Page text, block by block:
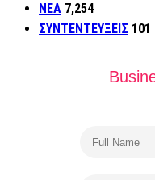
ΝΕΑ 7,254
ΣΥΝΤΕΝΤΕΥΞΕΙΣ 101